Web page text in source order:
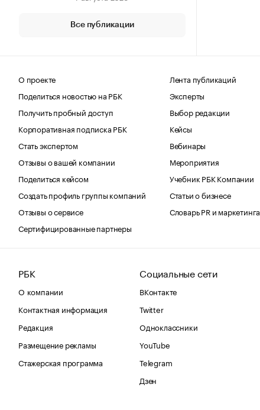
Все публикации
О проекте
Поделиться новостью на РБК
Получить пробный доступ
Корпоративная подписка РБК
Стать экспертом
Отзывы о вашей компании
Поделиться кейсом
Создать профиль группы компаний
Отзывы о сервисе
Сертифицированные партнеры
Лента публикаций
Эксперты
Выбор редакции
Кейсы
Вебинары
Мероприятия
Учебник РБК Компании
Статьи о бизнесе
Словарь PR и маркетинга
РБК
О компании
Контактная информация
Редакция
Размещение рекламы
Стажерская программа
Социальные сети
ВКонтакте
Twitter
Одноклассники
YouTube
Telegram
Дзен